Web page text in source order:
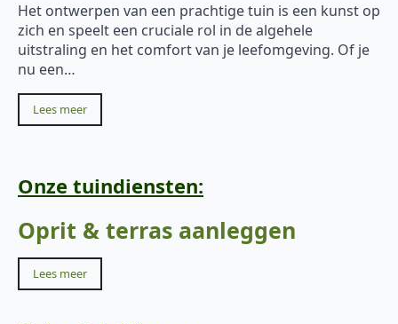
Het ontwerpen van een prachtige tuin is een kunst op
zich en speelt een cruciale rol in de algehele
uitstraling en het comfort van je leefomgeving. Of je
nu een…
Lees meer
Onze tuindiensten:
Oprit & terras aanleggen
Lees meer